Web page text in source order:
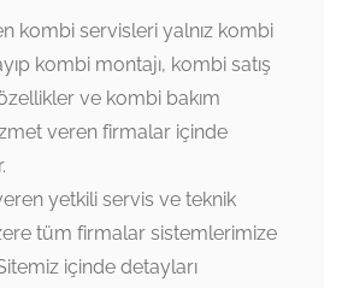
kombi servisleri yalnız kombi
kombi montajı, kombi satış
ve kombi bakım
veren firmalar içinde
yetkili servis ve teknik
tüm firmalar sistemlerimize
içinde detayları